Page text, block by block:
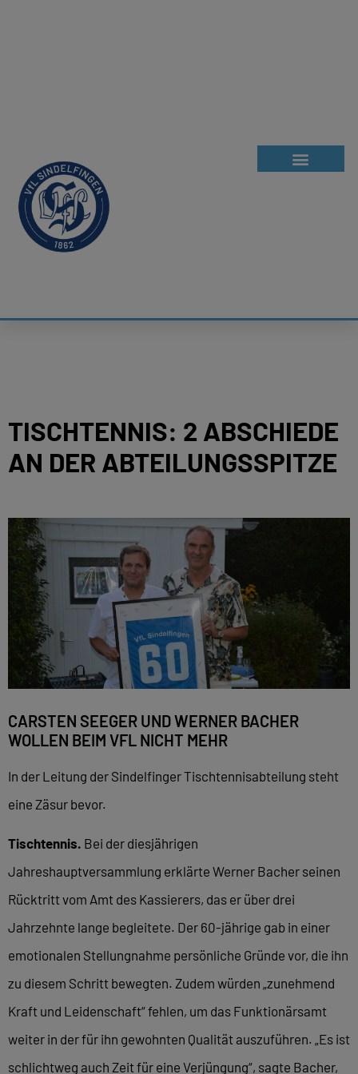
TISCHTENNIS: 2 ABSCHIEDE
AN DER ABTEILUNGSSPITZE
CARSTEN SEEGER UND WERNER BACHER
WOLLEN BEIM VFL NICHT MEHR
In der Leitung der Sindelfinger Tischtennisabteilung steht
eine Zäsur bevor.
Tischtennis. Bei der diesjährigen
Jahreshauptversammlung erklärte Werner Bacher seinen
Rücktritt vom Amt des Kassierers, das er über drei
Jahrzehnte lange begleitete. Der 60-jährige gab in einer
emotionalen Stellungnahme persönliche Gründe vor, die ihn
zu diesem Schritt bewegten. Zudem würden „zunehmend
Kraft und Leidenschaft“ fehlen, um das Funktionärsamt
weiter in der für ihn gewohnten Qualität auszuführen. „Es ist
schlichtweg auch Zeit für eine Verjüngung“, sagte Bacher,